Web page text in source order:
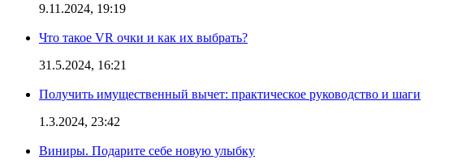
9.11.2024, 19:19
Что такое VR очки и как их выбрать?
31.5.2024, 16:21
Получить имущественный вычет: практическое руководство и шаги
1.3.2024, 23:42
Виниры. Подарите себе новую улыбку